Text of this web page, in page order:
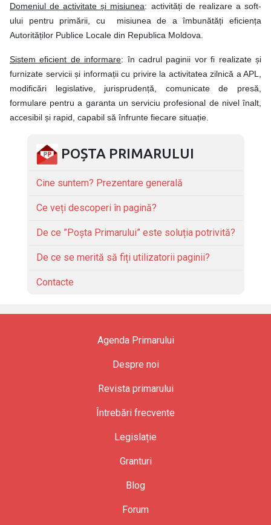
Domeniul de activitate și misiunea: activități de realizare a soft-
ului pentru primării, cu misiunea de a îmbunătăți eficiența
Autorităților Publice Locale din Republica Moldova.
Sistem eficient de informare: în cadrul paginii vor fi realizate și
furnizate servicii și informații cu privire la activitatea zilnică a APL,
modificări legislative, jurisprudență, comunicate de presă,
formulare pentru a garanta un serviciu profesional de nivel înalt,
accesibil și rapid, capabil să înfrunte fiecare situație.
POȘTA PRIMARULUI
Cine suntem? Prezentare generală
Ce veți descoperi în pagină?
De ce ”Poșta Primarului” este soluția potrivită?
De ce se merită să fiți utilizatorii paginii?
Contacte
Agenda Primarului
Despre noi
Revista primarului
Întrebări frecvente
Legislație
Granturi
Blog
Forum